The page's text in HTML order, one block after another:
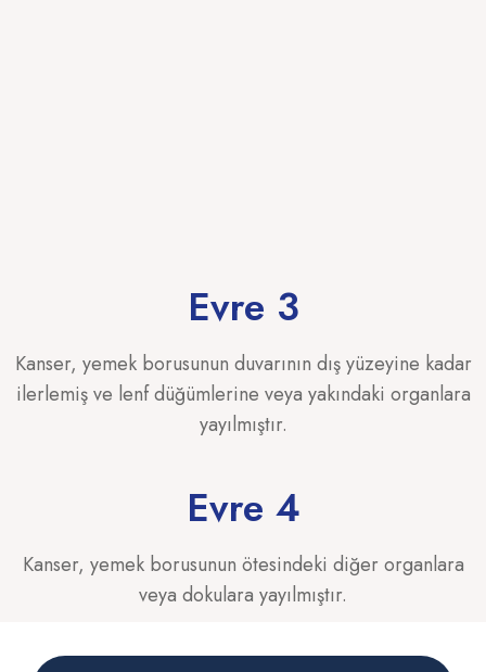
Evre 3
Kanser, yemek borusunun duvarının dış yüzeyine kadar
ilerlemiş ve lenf düğümlerine veya yakındaki organlara
yayılmıştır.
Evre 4
Kanser, yemek borusunun ötesindeki diğer organlara
veya dokulara yayılmıştır.